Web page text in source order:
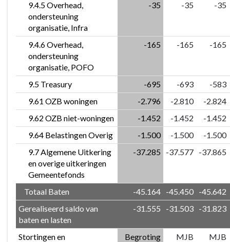
9.4.5 Overhead,
ondersteuning
organisatie, Infra
-35 -35 -35
9.4.6 Overhead,
ondersteuning
organisatie, POFO
-165 -165 -165
9.5 Treasury -695 -693
-583
9.61 OZB woningen
-2.796 -2.810
-2.824
9.62 OZB niet-woningen
-1.452 -1.452
-1.452
9.64 Belastingen Overig
-1.500 -1.500
-1.500
9.7 Algemene Uitkering
en overige uitkeringen
Gemeentefonds
-37.285 -37.577 -37.865
Totaal Baten -45.164 -45.450 -45.642
Gerealiseerd saldo van
baten en lasten
-31.555 -31.503 -31.823
Stortingen en
Begroting
MJB
MJB